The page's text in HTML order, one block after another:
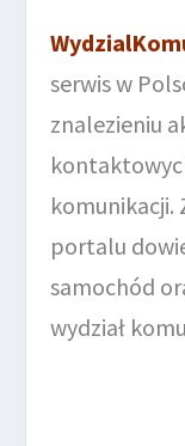
serwis w
znalezieniu
komunikacji.
portalu
samochód
wydział